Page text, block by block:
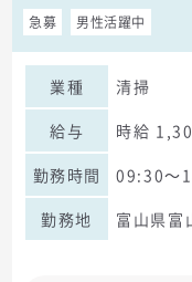
急募 男性活躍中
業種
清掃
給与
時給
勤務時間
09:30～
勤務地
富山県富